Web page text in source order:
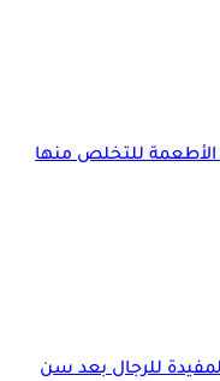
الأطعمة للتخلص منها
للرجال بعد سن